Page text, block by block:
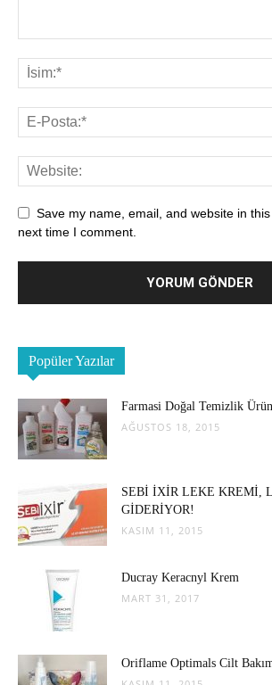
Save my name, email, and website in
next time I comment.
Popüler Yazılar
Farmasi Doğal Temizlik
AĞUSTOS 18, 2015
SEBİ İXİR LEKE KREMİ,
GİDERİYOR!
KASIM 11, 2015
Ducray Keracnyl Krem
MART 31, 2017
Oriflame Optimals Cilt